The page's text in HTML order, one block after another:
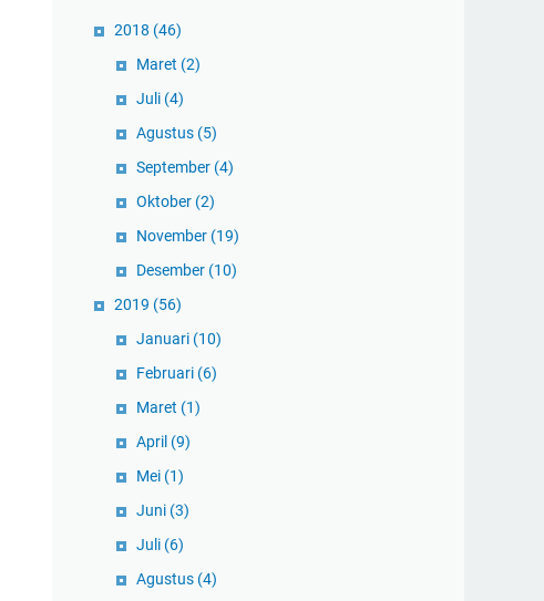
2018 (46)
Maret (2)
Juli (4)
Agustus (5)
September (4)
Oktober (2)
November (19)
Desember (10)
2019 (56)
Januari (10)
Februari (6)
Maret (1)
April (9)
Mei (1)
Juni (3)
Juli (6)
Agustus (4)